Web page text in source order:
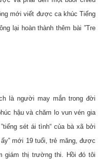
mới viết được ca khúc Tiếng
lại hoàn thành thêm bài ”Tre
là người may mắn trong đời
hậu và chăm lo vun vén gia
sét ái tình“ của bà xã bởi
mới 19 tuổi, trẻ măng, được
giám thị trường thi. Hồi đó tôi